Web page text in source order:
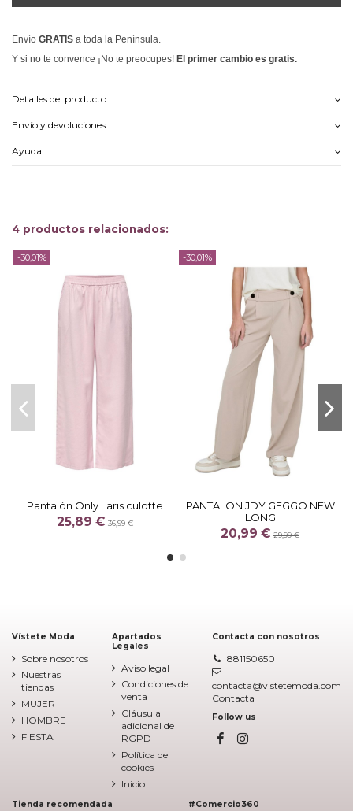
Envío GRATIS a toda la Península.
Y si no te convence ¡No te preocupes! El primer cambio es gratis.
Detalles del producto
Envío y devoluciones
Ayuda
4 productos relacionados:
-30,01%
Pantalón Only Laris culotte
25,89 €36,99 €
-30,01%
PANTALON JDY GEGGO NEW
LONG
20,99 € 29,99 €
Vístete Moda
Sobre nosotros
Nuestras
tiendas
MUJER
HOMBRE
FIESTA
Apartados
Legales
Aviso legal
Condiciones de
venta
Cláusula
adicional de
RGPD
Política de
cookies
Inicio
Contacta con nosotros
881150650
contacta@vistetemoda.com
Contacta
Follow us
Tienda recomendada #Comercio360